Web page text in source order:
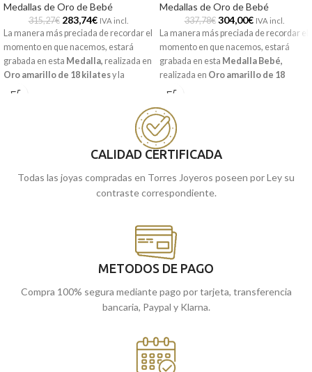
Medallas de Oro de Bebé
315,27€ 283,74€ IVA incl.
La manera más preciada de recordar el
momento en que nacemos, estará
grabada en esta Medalla, realizada en
Oro amarillo de 18 kilatesy la
imagen del
Medallas de Oro de Bebé
337,78€ 304,00€ IVA incl.
La manera más preciada de recordar el
momento en que nacemos, estará
grabada en esta Medalla Bebé,
realizada en Oro amarillo de 18
quilates
Puedes encontrarla en nuestras
tiendas de Málaga y Melilla, o
comprarla online y te la enviamos a
CALIDAD CERTIFICADA
Todas las joyas compradas en Torres Joyeros poseen por Ley su
contraste correspondiente.
METODOS DE PAGO
Compra 100% segura mediante pago por tarjeta, transferencia
bancaria, Paypal y Klarna.